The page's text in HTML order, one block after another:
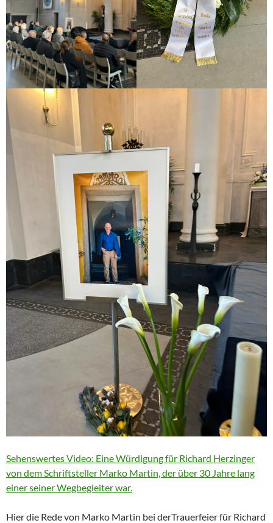
Sehenswertes Video: Eine Würdigung für Richard Herzinger
von dem Schriftsteller Marko Martin, der über 30 Jahre lang
einer seiner Wegbegleiter war.
Hier die Rede von Marko Martin bei derTrauerfeier für Richard